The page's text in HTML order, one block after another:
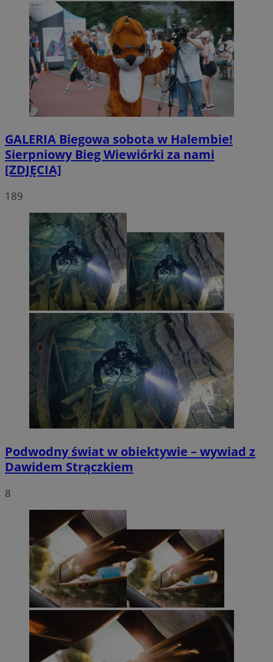
GALERIA Biegowa sobota w Halembie!
Sierpniowy Bieg Wiewiórki za nami
[ZDJĘCIA]
189
Podwodny świat w obiektywie – wywiad z
Dawidem Strączkiem
8